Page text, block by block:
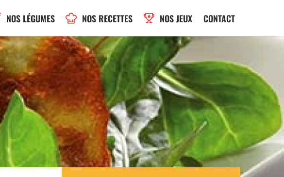
NOS LÉGUMES NOS RECETTES NOS JEUX CONTACT